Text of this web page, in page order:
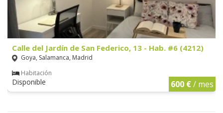
Calle del Jardín de San Federico, 13 - Hab. #6 (4212)
Goya, Salamanca, Madrid
Habitación
Disponible 600 €/ mes